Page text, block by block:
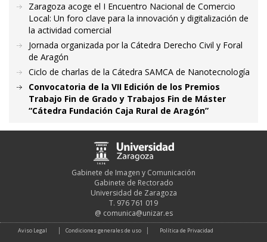
Zaragoza acoge el I Encuentro Nacional de Comercio
Local: Un foro clave para la innovación y digitalización de
la actividad comercial
Jornada organizada por la Cátedra Derecho Civil y Foral
de Aragón
Ciclo de charlas de la Cátedra SAMCA de Nanotecnología
Convocatoria de la VII Edición de los Premios
Trabajo Fin de Grado y Trabajos Fin de Máster
“Cátedra Fundación Caja Rural de Aragón”
Gabinete de Imagen y Comunicación
Gabinete de Rectorado
Universidad de Zaragoza
T. 976 761 019
@ comunica@unizar.es
Aviso Legal Condiciones generales de uso Política de Privacidad